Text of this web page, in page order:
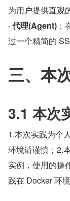
为用户提供直观
· 代理(Agent)
过一个精简的
三、本
3.1 本次
1.本次实践为个
环境请谨慎；2.
实例，使用的操
践在 Docker 环